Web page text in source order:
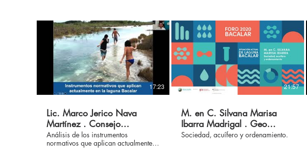
17:23
Lic. Marco Jerico Nava
Martínez . Consejo
Biorregional de Bacalar .
Foro 2020 Agua Clara
Análisis de los instrumentos
normativos que aplican actualmente
21:57
M. en C. Silvana Marisa
Ibarra Madrigal . Geo
alternativa AC . Foro 2020
Sociedad, acuífero y ordenamiento.